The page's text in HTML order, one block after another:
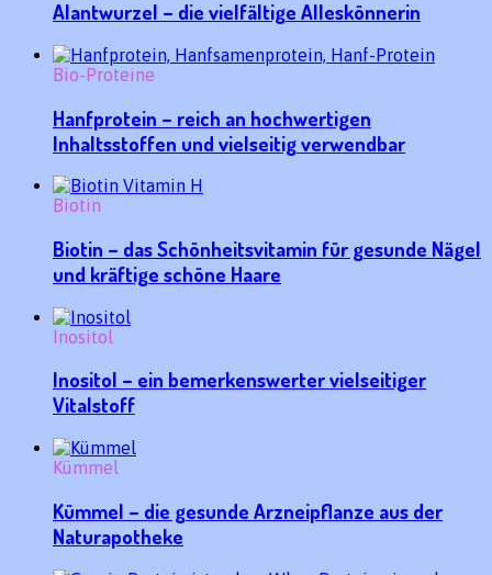
Alantwurzel – die vielfältige Alleskönnerin
Bio-Proteine
Hanfprotein – reich an hochwertigen
Inhaltsstoffen und vielseitig verwendbar
Biotin
Biotin – das Schönheitsvitamin für gesunde Nägel
und kräftige schöne Haare
Inositol
Inositol – ein bemerkenswerter vielseitiger
Vitalstoff
Kümmel
Kümmel – die gesunde Arzneipflanze aus der
Naturapotheke